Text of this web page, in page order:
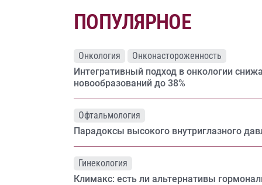
ПОПУЛЯРНОЕ
Онкология
Онконастороженность
Интегративный подход в онкологии
новообразований до 38%
Офтальмология
Парадоксы высокого внутриглазного
Гинекология
Климакс: есть ли альтернативы